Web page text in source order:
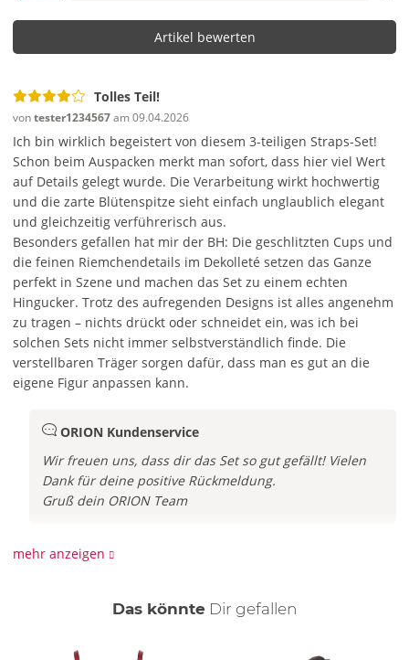
Artikel bewerten
Tolles Teil!
vontester1234567am 09.04.2026
Ich bin wirklich begeistert von diesem 3-teiligen Straps-Set!
Schon beim Auspacken merkt man sofort, dass hier viel Wert
auf Details gelegt wurde. Die Verarbeitung wirkt hochwertig
und die zarte Blütenspitze sieht einfach unglaublich elegant
und gleichzeitig verführerisch aus.
Besonders gefallen hat mir der BH: Die geschlitzten Cups und
die feinen Riemchendetails im Dekolleté setzen das Ganze
perfekt in Szene und machen das Set zu einem echten
Hingucker. Trotz des aufregenden Designs ist alles angenehm
zu tragen – nichts drückt oder schneidet ein, was ich bei
solchen Sets nicht immer selbstverständlich finde. Die
verstellbaren Träger sorgen dafür, dass man es gut an die
eigene Figur anpassen kann.
ORION Kundenservice
Wir freuen uns, dass dir das Set so gut gefällt! Vielen
Dank für deine positive Rückmeldung.
Gruß dein ORION Team
mehr anzeigen
Das könnte Dir auch
gefallen